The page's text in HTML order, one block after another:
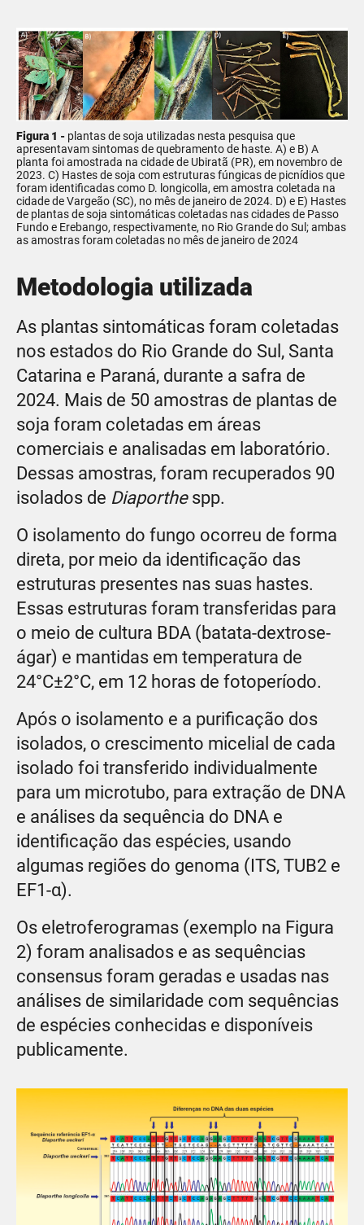
Figura 1 - plantas de soja utilizadas nesta pesquisa que
apresentavam sintomas de quebramento de haste. A) e B) A
planta foi amostrada na cidade de Ubiratã (PR), em novembro de
2023. C) Hastes de soja com estruturas fúngicas de picnídios que
foram identificadas como D. longicolla, em amostra coletada na
cidade de Vargeão (SC), no mês de janeiro de 2024. D) e E) Hastes
de plantas de soja sintomáticas coletadas nas cidades de Passo
Fundo e Erebango, respectivamente, no Rio Grande do Sul; ambas
as amostras foram coletadas no mês de janeiro de 2024
Metodologia utilizada
As plantas sintomáticas foram coletadas
nos estados do Rio Grande do Sul, Santa
Catarina e Paraná, durante a safra de
2024. Mais de 50 amostras de plantas de
soja foram coletadas em áreas
comerciais e analisadas em laboratório.
Dessas amostras, foram recuperados 90
isolados de Diaporthespp.
O isolamento do fungo ocorreu de forma
direta, por meio da identificação das
estruturas presentes nas suas hastes.
Essas estruturas foram transferidas para
o meio de cultura BDA (batata-dextrose-
ágar) e mantidas em temperatura de
24°C±2°C, em 12 horas de fotoperíodo.
Após o isolamento e a purificação dos
isolados, o crescimento micelial de cada
isolado foi transferido individualmente
para um microtubo, para extração de DNA
e análises da sequência do DNA e
identificação das espécies, usando
algumas regiões do genoma (ITS, TUB2 e
EF1-α).
Os eletroferogramas (exemplo na Figura
2) foram analisados e as sequências
consensus foram geradas e usadas nas
análises de similaridade com sequências
de espécies conhecidas e disponíveis
publicamente.